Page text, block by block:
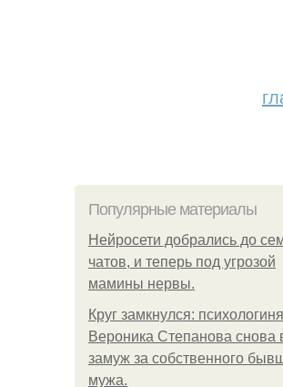
Популярные материалы
Нейросети добрались до
чатов, и теперь под угрозой
мамины нервы.
Круг замкнулся: психологиня
Вероника Степанова
замуж за собственного
мужа.